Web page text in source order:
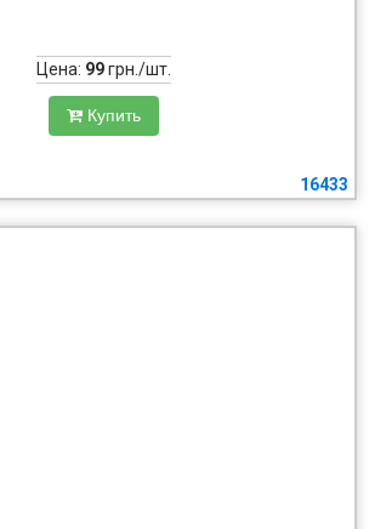
Цена: 99грн./шт.
Купить
16433